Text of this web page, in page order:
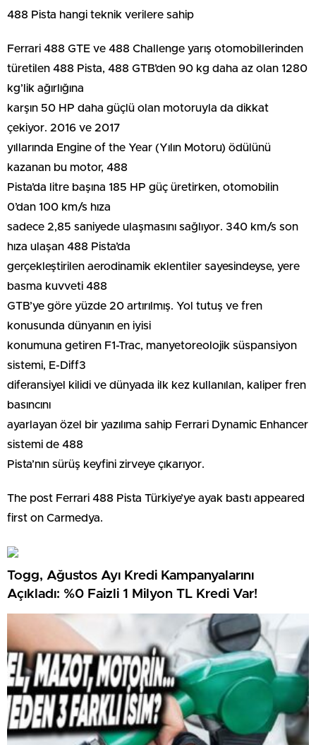
488 Pista hangi teknik verilere sahip
Ferrari 488 GTE ve 488 Challenge yarış otomobillerinden
türetilen 488 Pista, 488 GTB’den 90 kg daha az olan 1280
kg’lik ağırlığına
karşın 50 HP daha güçlü olan motoruyla da dikkat
çekiyor. 2016 ve 2017
yıllarında Engine of the Year (Yılın Motoru) ödülünü
kazanan bu motor, 488
Pista’da litre başına 185 HP güç üretirken, otomobilin
0’dan 100 km/s hıza
sadece 2,85 saniyede ulaşmasını sağlıyor. 340 km/s son
hıza ulaşan 488 Pista’da
gerçekleştirilen aerodinamik eklentiler sayesindeyse, yere
basma kuvveti 488
GTB’ye göre yüzde 20 artırılmış. Yol tutuş ve fren
konusunda dünyanın en iyisi
konumuna getiren F1-Trac, manyetoreolojik süspansiyon
sistemi, E-Diff3
diferansiyel kilidi ve dünyada ilk kez kullanılan, kaliper fren
basıncını
ayarlayan özel bir yazılıma sahip Ferrari Dynamic Enhancer
sistemi de 488
Pista’nın sürüş keyfini zirveye çıkarıyor.
The post Ferrari 488 Pista Türkiye’ye ayak bastı appeared
first on Carmedya.
Togg, Ağustos Ayı Kredi Kampanyalarını
Açıkladı: %0 Faizli 1 Milyon TL Kredi Var!